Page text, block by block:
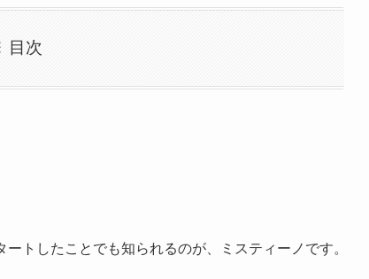
目次
トしたことでも知られるのが、ミスティーノです。